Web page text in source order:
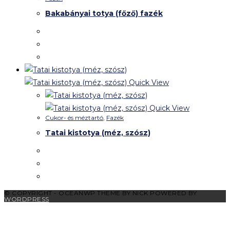
Bakabányai totya (főző) fazék
Quick View
Quick View
Cukor- és méztartó Fazék
Tatai kistotya (méz, szósz)
© COPYRIGHT - OCEANWP THEME BY NICK POWERED BY
WORDPRESS